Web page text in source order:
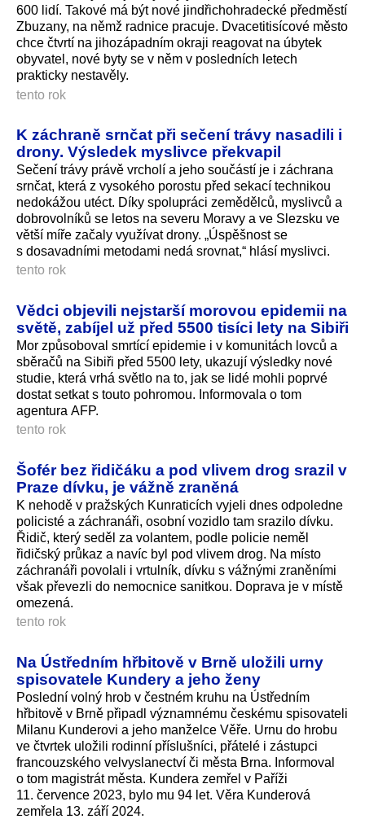
600 lidí. Takové má být nové jindřichohradecké předměstí
Zbuzany, na němž radnice pracuje. Dvacetitisícové město
chce čtvrtí na jihozápadním okraji reagovat na úbytek
obyvatel, nové byty se v něm v posledních letech
prakticky nestavěly.
tento rok
K záchraně srnčat při sečení trávy nasadili i
drony. Výsledek myslivce překvapil
Sečení trávy právě vrcholí a jeho součástí je i záchrana
srnčat, která z vysokého porostu před sekací technikou
nedokážou utéct. Díky spolupráci zemědělců, myslivců a
dobrovolníků se letos na severu Moravy a ve Slezsku ve
větší míře začaly využívat drony. „Úspěšnost se
s dosavadními metodami nedá srovnat,“ hlásí myslivci.
tento rok
Vědci objevili nejstarší morovou epidemii na
světě, zabíjel už před 5500 tisíci lety na Sibiři
Mor způsoboval smrtící epidemie i v komunitách lovců a
sběračů na Sibiři před 5500 lety, ukazují výsledky nové
studie, která vrhá světlo na to, jak se lidé mohli poprvé
dostat setkat s touto pohromou. Informovala o tom
agentura AFP.
tento rok
Šofér bez řidičáku a pod vlivem drog srazil v
Praze dívku, je vážně zraněná
K nehodě v pražských Kunraticích vyjeli dnes odpoledne
policisté a záchranáři, osobní vozidlo tam srazilo dívku.
Řidič, který seděl za volantem, podle policie neměl
řidičský průkaz a navíc byl pod vlivem drog. Na místo
záchranáři povolali i vrtulník, dívku s vážnými zraněními
však převezli do nemocnice sanitkou. Doprava je v místě
omezená.
tento rok
Na Ústředním hřbitově v Brně uložili urny
spisovatele Kundery a jeho ženy
Poslední volný hrob v čestném kruhu na Ústředním
hřbitově v Brně připadl významnému českému spisovateli
Milanu Kunderovi a jeho manželce Věře. Urnu do hrobu
ve čtvrtek uložili rodinní příslušníci, přátelé i zástupci
francouzského velvyslanectví či města Brna. Informoval
o tom magistrát města. Kundera zemřel v Paříži
11. července 2023, bylo mu 94 let. Věra Kunderová
zemřela 13. září 2024.